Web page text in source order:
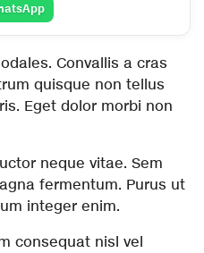
Convallis a cras
quisque non tellus
Eget dolor morbi non
neque vitae. Sem
fermentum. Purus ut
integer enim.
consequat nisl vel